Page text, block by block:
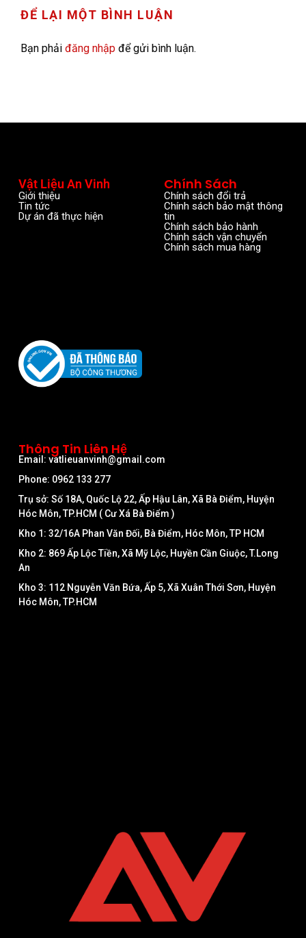
ĐỂ LẠI MỘT BÌNH LUẬN
Bạn phải đăng nhập để gửi bình luận.
Vật Liệu An Vinh
Giới thiệu
Tin tức
Dự án đã thực hiện
Chính Sách
Chính sách đổi trả
Chính sách bảo mật thông
tin
Chính sách bảo hành
Chính sách vận chuyển
Chính sách mua hàng
Thông Tin Liên Hệ
Email: vatlieuanvinh@gmail.com
Phone: 0962 133 277
Trụ sở: Số 18A, Quốc Lộ 22, Ấp Hậu Lân, Xã Bà Điểm, Huyện
Hóc Môn, TP.HCM ( Cư Xá Bà Điểm )
Kho 1: 32/16A Phan Văn Đối, Bà Điểm, Hóc Môn, TP HCM
Kho 2: 869 Ấp Lộc Tiền, Xã Mỹ Lộc, Huyền Cần Giuộc, T.Long
An
Kho 3: 112 Nguyễn Văn Bứa, Ấp 5, Xã Xuân Thới Sơn, Huyện
Hóc Môn, TP.HCM